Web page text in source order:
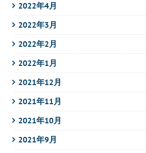
2022年4月
2022年3月
2022年2月
2022年1月
2021年12月
2021年11月
2021年10月
2021年9月